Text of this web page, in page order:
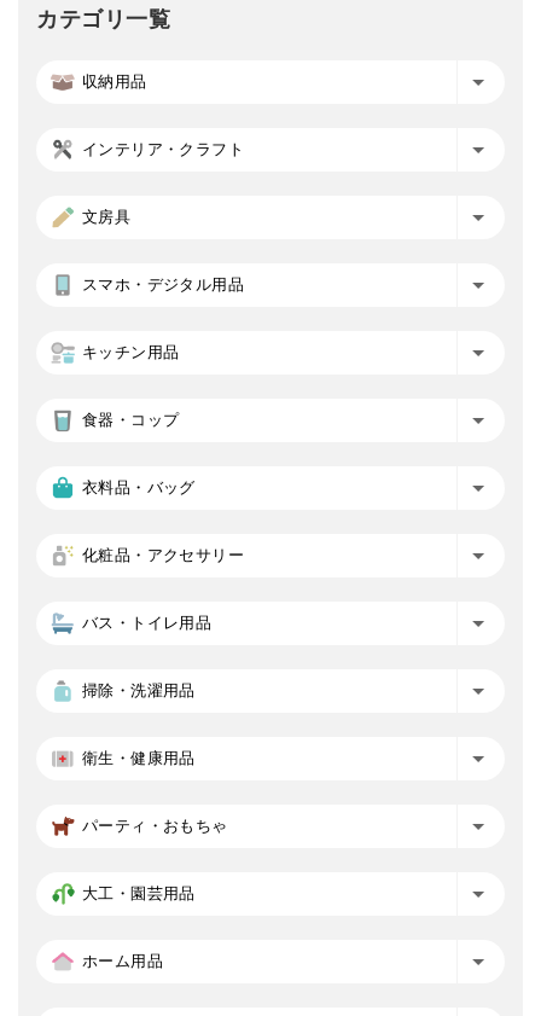
カテゴリ一覧
収納用品
インテリア・クラフト
文房具
スマホ・デジタル用品
キッチン用品
食器・コップ
衣料品・バッグ
化粧品・アクセサリー
バス・トイレ用品
掃除・洗濯用品
衛生・健康用品
パーティ・おもちゃ
大工・園芸用品
ホーム用品